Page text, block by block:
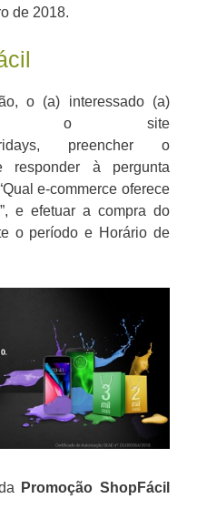
de 2018.
o (a) interessado (a)
o site
preencher o
responder à pergunta
e-commerce oferece
e efetuar a compra do
o período e Horário de
PromoçãoShopFácil